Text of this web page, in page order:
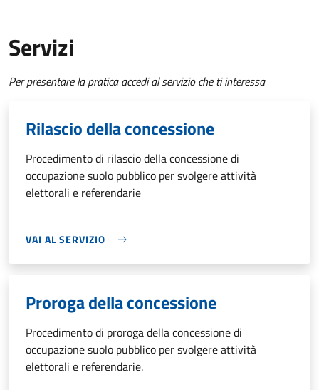
Servizi
Per presentare la pratica accedi al servizio che ti interessa
Rilascio della concessione
Procedimento di rilascio della concessione di
occupazione suolo pubblico per svolgere attività
elettorali e referendarie
VAI AL SERVIZIO
Proroga della concessione
Procedimento di proroga della concessione di
occupazione suolo pubblico per svolgere attività
elettorali e referendarie.